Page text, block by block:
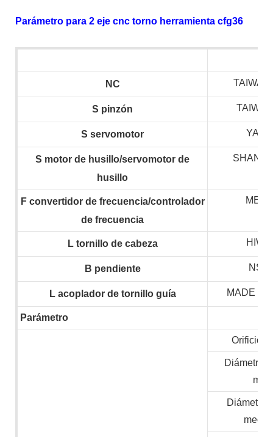
Parámetro para 2 eje cnc torno herramienta cfg36
NC
S pinzón
S servomotor
S motor de husillo/servomotor de
husillo
Fconvertidor de frecuencia/controlador
de frecuencia
Ltornillo de cabeza
B pendiente
Lacoplador de tornillo guía MADE IN
Parámetro
Orificio
Diámetro
Diámetro